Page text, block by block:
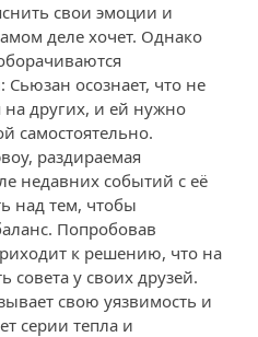
свои эмоции и
деле хочет. Однако
осознает, что не
на других, и ей нужно
самостоятельно.
раздираемая
недавних событий с её
над тем, чтобы
Попробовав
к решению, что на
совета у своих друзей.
свою уязвимость и
серии тепла и